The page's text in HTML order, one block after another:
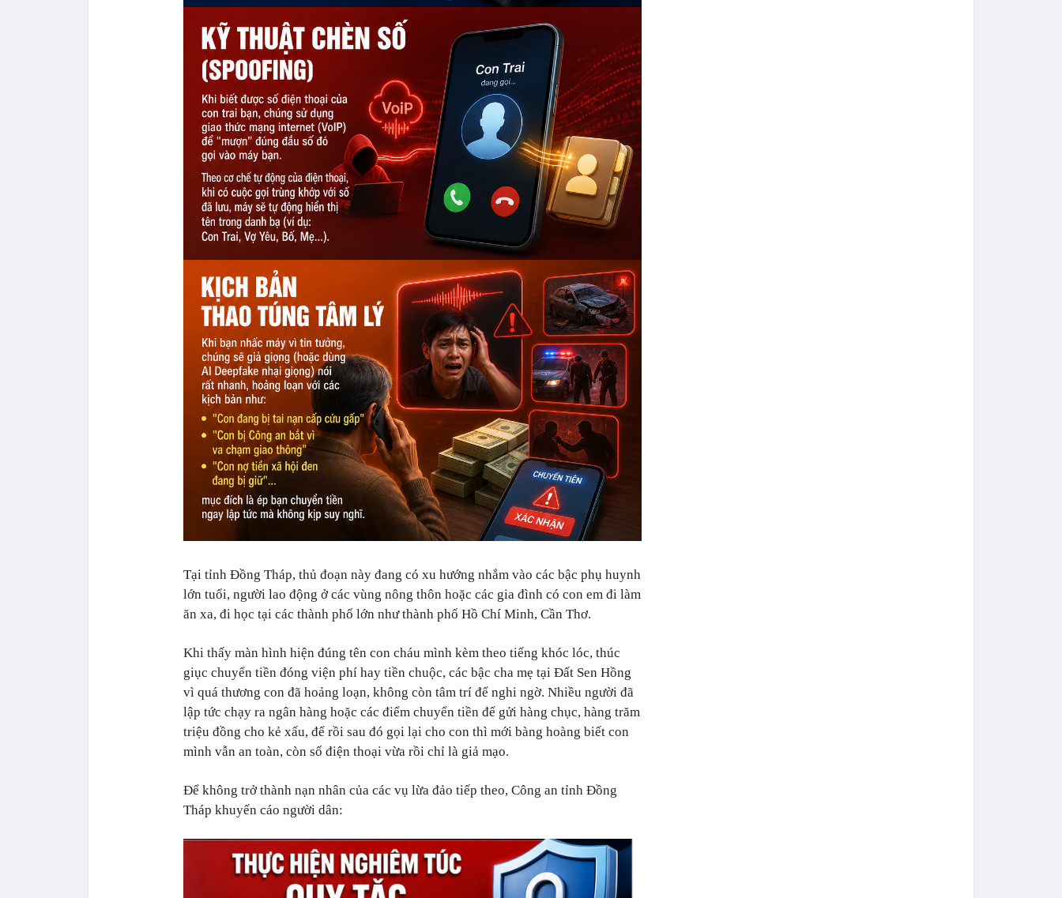
Tại tỉnh Đồng Tháp, thủ đoạn này đang có xu hướng nhắm vào các bậc phụ huynh
lớn tuổi, người lao động ở các vùng nông thôn hoặc các gia đình có con em đi làm
ăn xa, đi học tại các thành phố lớn như thành phố Hồ Chí Minh, Cần Thơ.
Khi thấy màn hình hiện đúng tên con cháu mình kèm theo tiếng khóc lóc, thúc
giục chuyển tiền đóng viện phí hay tiền chuộc, các bậc cha mẹ tại Đất Sen Hồng
vì quá thương con đã hoảng loạn, không còn tâm trí để nghi ngờ. Nhiều người đã
lập tức chạy ra ngân hàng hoặc các điểm chuyển tiền để gửi hàng chục, hàng trăm
triệu đồng cho kẻ xấu, để rồi sau đó gọi lại cho con thì mới bàng hoàng biết con
mình vẫn an toàn, còn số điện thoại vừa rồi chỉ là giả mạo.
Để không trở thành nạn nhân của các vụ lừa đảo tiếp theo, Công an tỉnh Đồng
Tháp khuyến cáo người dân: